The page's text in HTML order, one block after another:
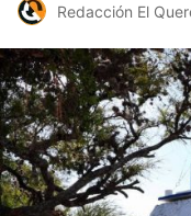
Redacción El